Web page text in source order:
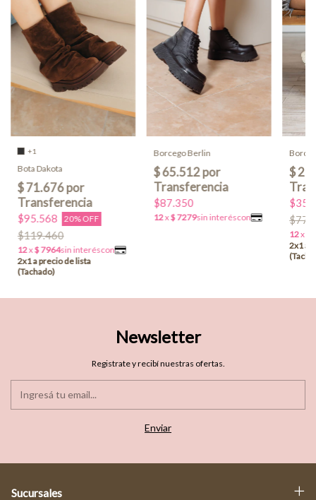
+1
Bota Dakota
$95.568 20% OFF
$119.460
Borcego Berlin
$87.350
Newsletter
Registrate y recibí nuestras ofertas.
Sucursales